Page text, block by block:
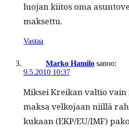
luo­jan kiitos oma
maksettu.
Vastaa
Marko Hamilo sanoo:
9.5.2010 10:37
Mik­sei Kreikan val­tio
mak­sa velko­jaan niil­lä
kukaan (EKP/EU/IMF)